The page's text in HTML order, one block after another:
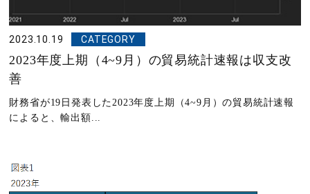
2023.10.19 CATEGORY
2023年度上期（4~9月）の貿易統計速報は収支改
善
財務省が19日発表した2023年度上期（4~9月）の貿易統計速報
によると、輸出額...